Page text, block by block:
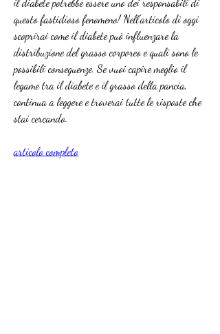
questo fastidioso fenomeno! Nell'articolo di oggi
scoprirai come il diabete può influenzare la
distribuzione del grasso corporeo e quali sono le
possibili conseguenze. Se vuoi capire meglio il
legame tra il diabete e il grasso della pancia,
continua a leggere e troverai tutte le risposte che
stai cercando.
articolo completo